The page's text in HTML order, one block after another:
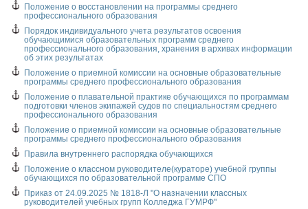
Положение о восстановлении на программы среднего
профессионального образования
Порядок индивидуального учета результатов освоения
обучающимися образовательных программ среднего
профессионального образования, хранения в архивах информации
об этих результатах
Положение о приемной комиссии на основные образовательные
программы среднего профессионального образования
Положение о плавательной практике обучающихся по программам
подготовки членов экипажей судов по специальностям среднего
профессионального образования
Положение о приемной комиссии на основные образовательные
программы среднего профессионального образования
Правила внутреннего распорядка обучающихся
Положение о классном руководителе(кураторе) учебной группы
обучающихся по образовательной программе СПО
Приказ от 24.09.2025 № 1818-Л "О назначении классных
руководителей учебных групп Колледжа ГУМРФ"